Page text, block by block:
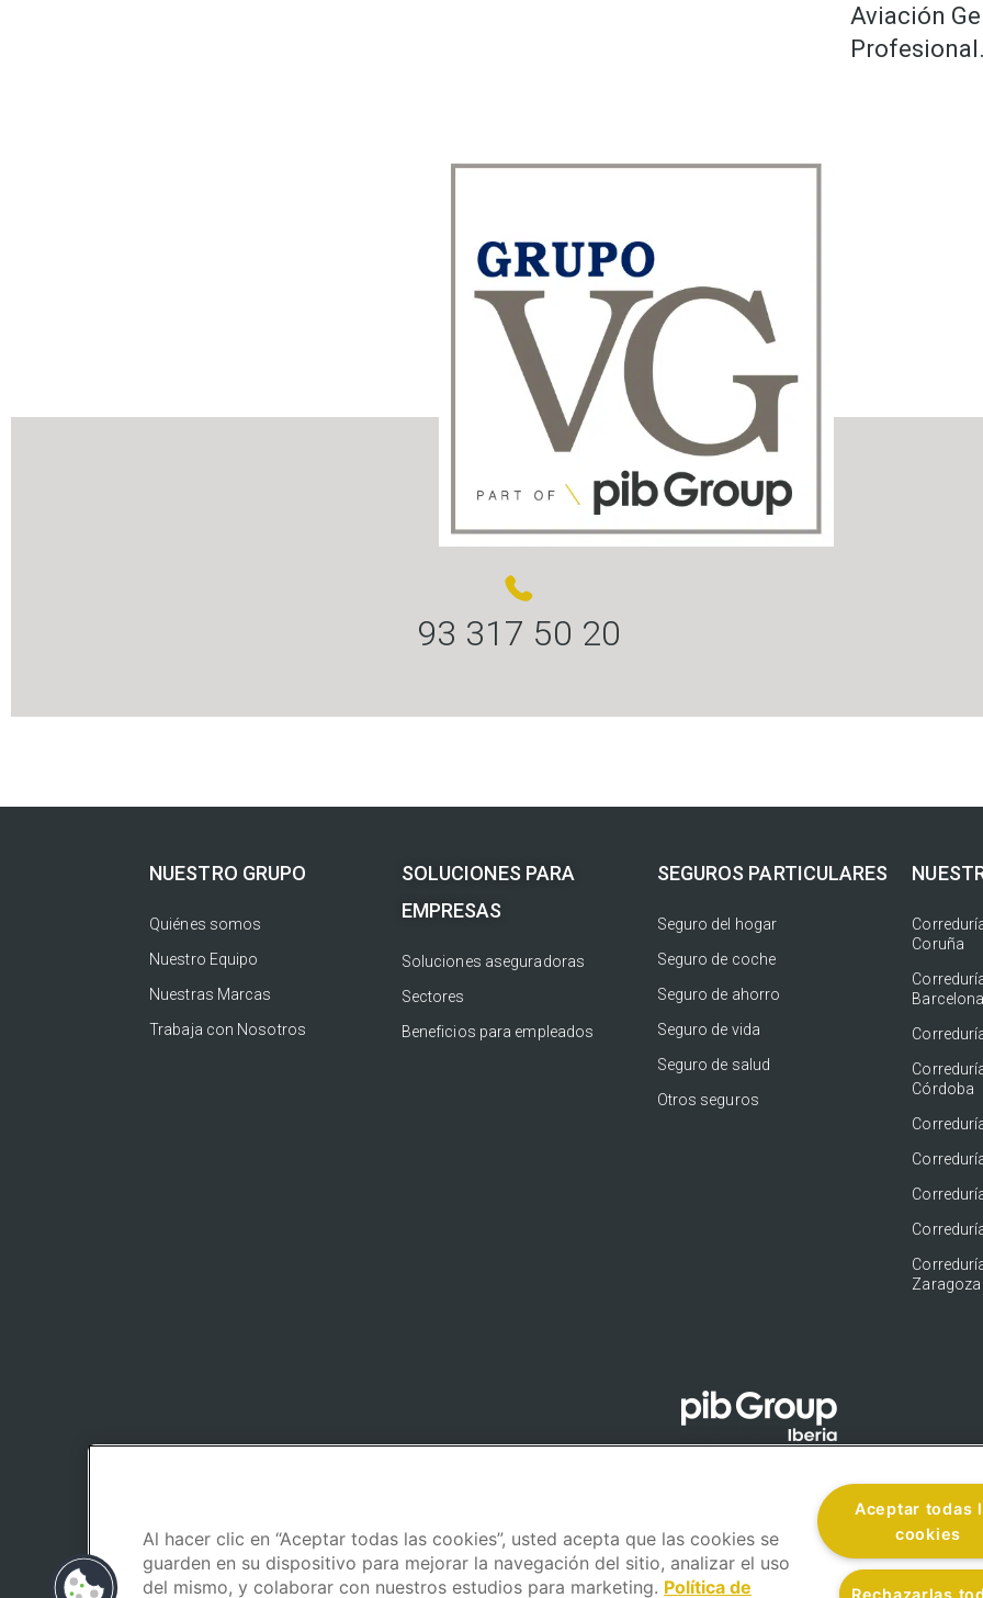
Aviación
Profesional.
93 317 50 20
NUESTRO GRUPO
Quiénes somos
Nuestro Equipo
Nuestras Marcas
Trabaja con Nosotros
SOLUCIONES PARA
EMPRESAS
Soluciones aseguradoras
Sectores
Beneficios para empleados
SEGUROS PARTICULARES
Seguro del hogar
Seguro de coche
Seguro de ahorro
Seguro de vida
Seguro de salud
Otros seguros
Coruña
Barcelona
Córdoba
Zaragoza
Al hacer clic en “Aceptar todas las cookies”, usted acepta que las cookies se
guarden en su dispositivo para mejorar la navegación del sitio, analizar el uso
del mismo, y colaborar con nuestros estudios para marketing. Política de
Aceptar todas
cookies
Rechazarlas